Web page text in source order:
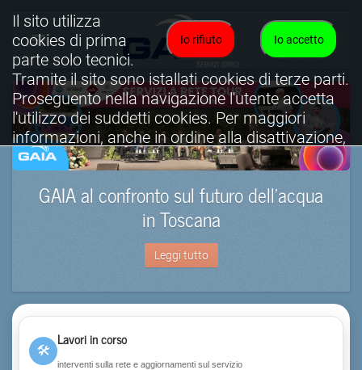
GAIA al confronto sul futuro dell’acqua
in Toscana
Leggi tutto
🛠
Lavori in corso
interventi sulla rete e aggiornamenti sul servizio
Io accetto
Io rifiuto
Il sito utilizza
cookies di prima
parte solo tecnici.
Tramite il sito sono istallati cookies di terze parti.
Proseguento nella navigazione l'utente accetta
l'utilizzo dei suddetti cookies. Per maggiori
informazioni, anche in ordine alla disattivazione,
è possibile consultare l'informativa cookies
completa.
Visualizza informativa completa.